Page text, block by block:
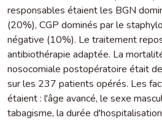
responsables étaient les BGN
(20%), CGP dominés par le
négative (10%). Le traitement
antibiothérapie adaptée. La
nosocomiale postopératoire était
sur les 237 patients opérés. Les
étaient : l'âge avancé, le sexe
tabagisme, la durée